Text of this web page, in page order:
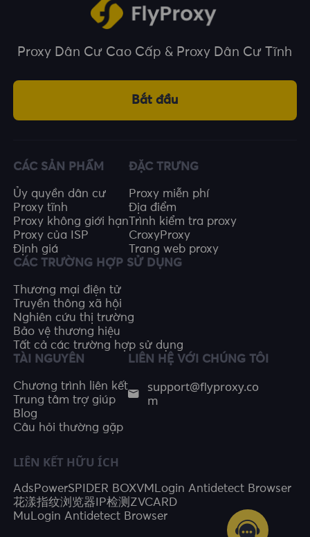
Proxy Dân Cư Cao Cấp & Proxy Dân Cư Tĩnh
Bắt đầu
CÁC SẢN PHẨM
Ủy quyền dân cư
Proxy tĩnh
Proxy không giới hạn
Proxy của ISP
Định giá
ĐẶC TRƯNG
Proxy miễn phí
Địa điểm
Trình kiểm tra proxy
CroxyProxy
Trang web proxy
CÁC TRƯỜNG HỢP SỬ DỤNG
Thương mại điện tử
Truyền thông xã hội
Nghiên cứu thị trường
Bảo vệ thương hiệu
Tất cả các trường hợp sử dụng
TÀI NGUYÊN
Chương trình liên kết
Trung tâm trợ giúp
Blog
Câu hỏi thường gặp
LIÊN HỆ VỚI CHÚNG TÔI
support@flyproxy.co
m
LIÊN KẾT HỮU ÍCH
AdsPowerSPIDER BOXVMLogin Antidetect Browser
花漾指纹浏览器 IP检测 ZVCARD
MuLogin Antidetect Browser